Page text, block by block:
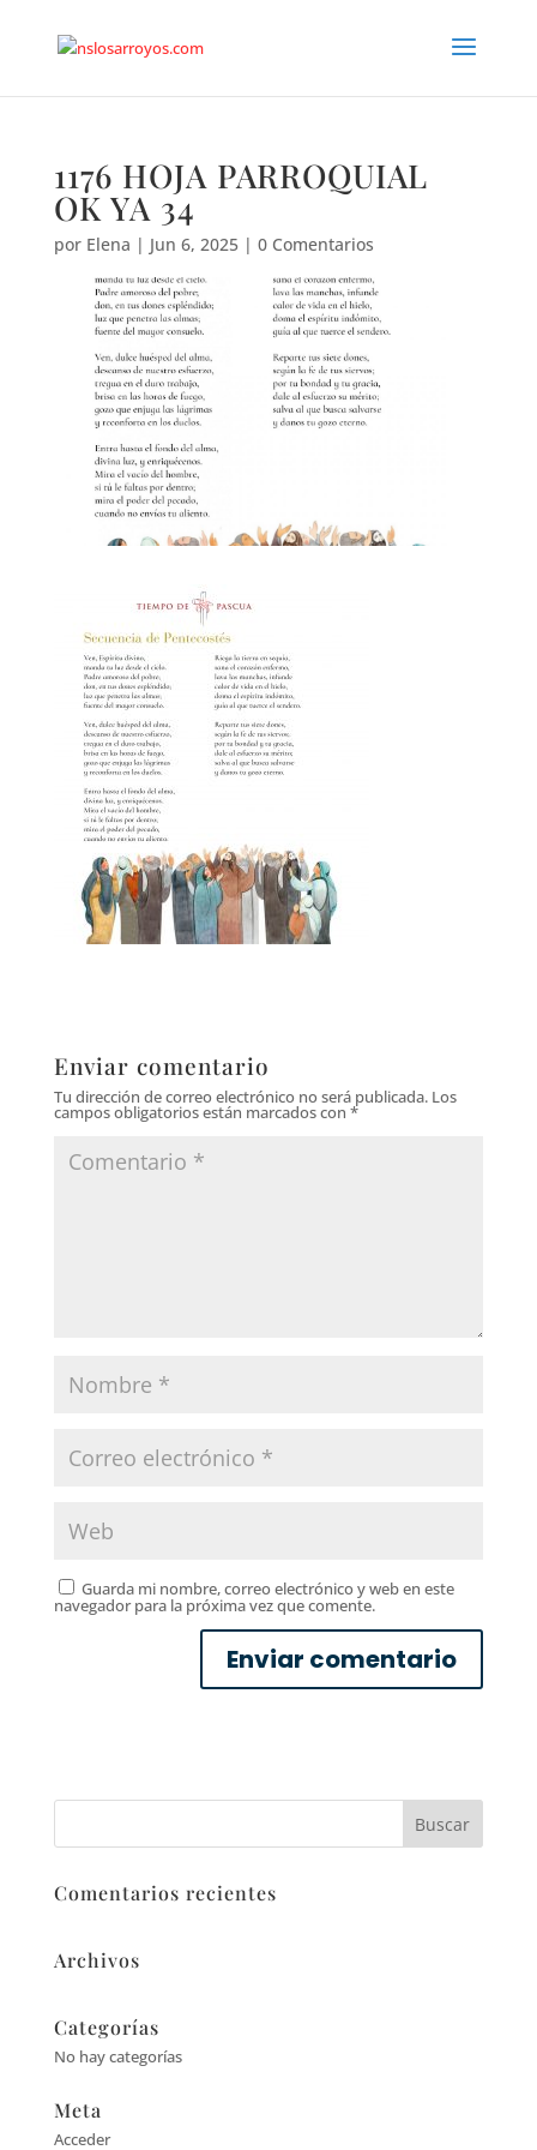
1176 HOJA PARROQUIAL
OK YA 34
por Elena | Jun 6, 2025| 0 Comentarios
Enviar comentario
Tu dirección de correo electrónico no será publicada. Los
campos obligatorios están marcados con *
Guarda mi nombre, correo electrónico y web en este
navegador para la próxima vez que comente.
Comentarios recientes
Archivos
Categorías
No hay categorías
Meta
Acceder